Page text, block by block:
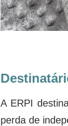
A ERPI
perda de